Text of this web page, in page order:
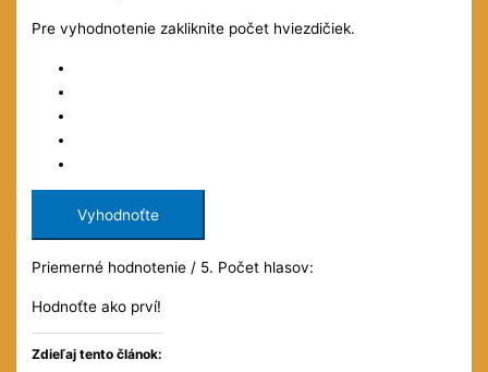
Pre vyhodnotenie zakliknite počet hviezdičiek.
Vyhodnoťte
Priemerné hodnotenie / 5. Počet hlasov:
Hodnoťte ako prví!
Zdieľaj tento článok: